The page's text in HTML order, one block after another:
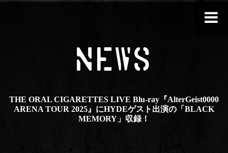
NEWS
THE ORAL CIGARETTES LIVE Blu-ray『AlterGeist0000
ARENA TOUR 2025』にHYDEゲスト出演の「BLACK
MEMORY」収録！